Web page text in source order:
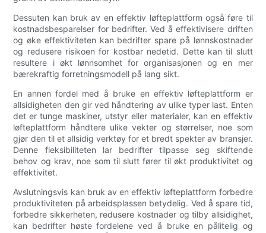
Dessuten kan bruk av en effektiv løfteplattform også føre til
kostnadsbesparelser for bedrifter. Ved å effektivisere driften
og øke effektiviteten kan bedrifter spare på lønnskostnader
og redusere risikoen for kostbar nedetid. Dette kan til slutt
resultere i økt lønnsomhet for organisasjonen og en mer
bærekraftig forretningsmodell på lang sikt.
En annen fordel med å bruke en effektiv løfteplattform er
allsidigheten den gir ved håndtering av ulike typer last. Enten
det er tunge maskiner, utstyr eller materialer, kan en effektiv
løfteplattform håndtere ulike vekter og størrelser, noe som
gjør den til et allsidig verktøy for et bredt spekter av bransjer.
Denne fleksibiliteten lar bedrifter tilpasse seg skiftende
behov og krav, noe som til slutt fører til økt produktivitet og
effektivitet.
Avslutningsvis kan bruk av en effektiv løfteplattform forbedre
produktiviteten på arbeidsplassen betydelig. Ved å spare tid,
forbedre sikkerheten, redusere kostnader og tilby allsidighet,
kan bedrifter høste fordelene ved å bruke en pålitelig og